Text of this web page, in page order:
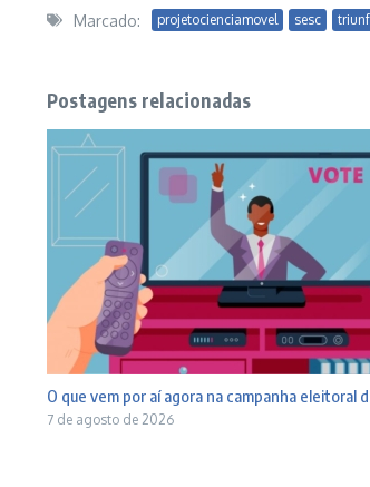
Marcado: projetocienciamovel sesc
Postagens relacionadas
O que vem por aí agora na campanha eleitoral
7 de agosto de 2026